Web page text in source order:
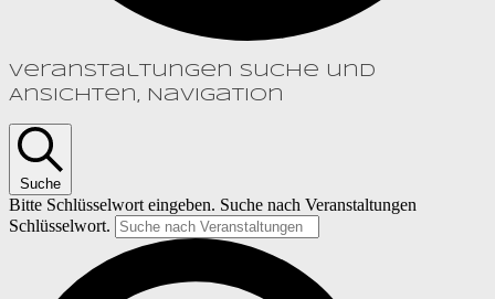
Veranstaltungen Suche und
Ansichten, Navigation
Suche
Bitte Schlüsselwort eingeben. Suche nach Veranstaltungen
Schlüsselwort.